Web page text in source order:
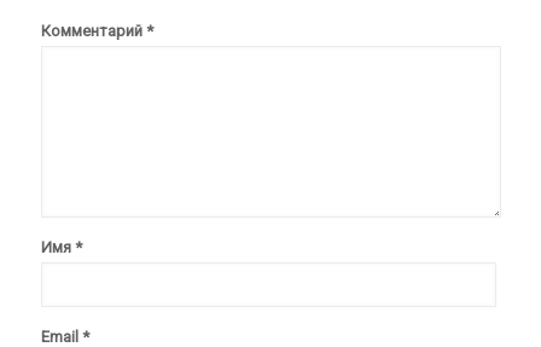
Комментарий *
Имя *
Email *